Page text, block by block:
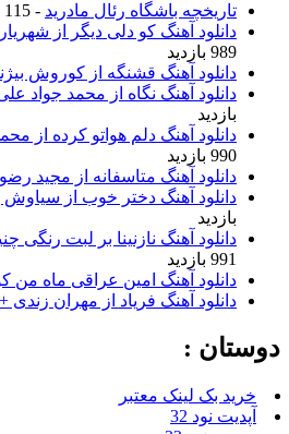
تاریخچه باشگاه رئال مادرید - 115 بازدید
دانلود آهنگ کو دلی دیگر از
989 بازدید
دانلود آهنگ قشنگه از کوروش
دانلود آهنگ نگاه از محمد جواد
بازدید
دانلود آهنگ دلم هواتو کرده از
990 بازدید
دانلود آهنگ متاسفانه از مجید
دانلود آهنگ دختر خوب از سیاوش
بازدید
دانلود آهنگ نازنینا بر لبت
991 بازدید
دانلود آهنگ امین عراقی ماه من
دانلود آهنگ فریاد از مهران زندی
دوستان :
خرید بک لینک معتبر
آپدیت نود 32